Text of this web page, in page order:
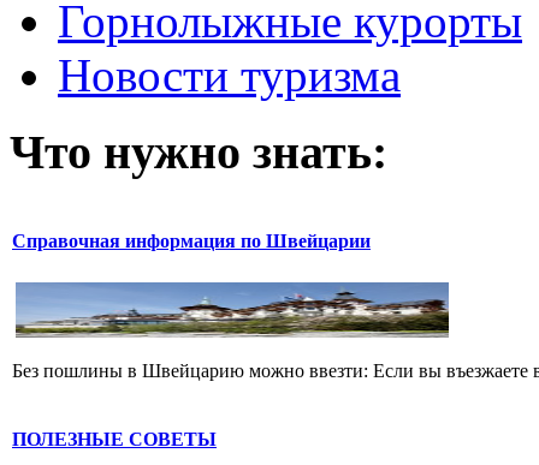
Горнолыжные курорты
Новости туризма
Что нужно знать:
Справочная информация по Швейцарии
Без пошлины в Швейцарию можно ввезти: Если вы въезжаете
ПОЛЕЗНЫЕ СОВЕТЫ